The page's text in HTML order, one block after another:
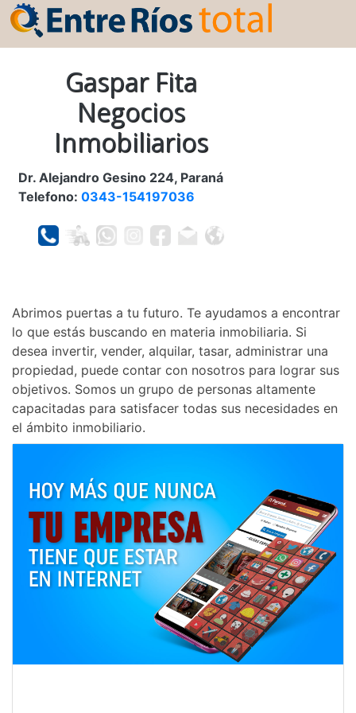
Gaspar Fita
Negocios
Inmobiliarios
Dr. Alejandro Gesino 224, Paraná
Telefono: 0343-154197036
Abrimos puertas a tu futuro. Te ayudamos a encontrar
lo que estás buscando en materia inmobiliaria. Si
desea invertir, vender, alquilar, tasar, administrar una
propiedad, puede contar con nosotros para lograr sus
objetivos. Somos un grupo de personas altamente
capacitadas para satisfacer todas sus necesidades en
el ámbito inmobiliario.